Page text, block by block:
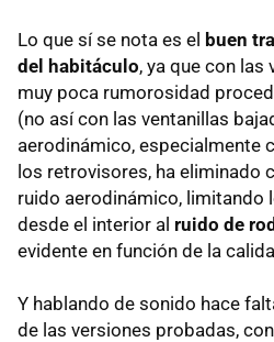
Lo que sí se nota es el buen
del habitáculo, ya que con las
muy poca rumorosidad
(no así con las ventanillas
aerodinámico, especialmente
los retrovisores, ha eliminado
ruido aerodinámico, limitando
desde el interior al ruido de
evidente en función de la
Y hablando de sonido hace
de las versiones probadas,